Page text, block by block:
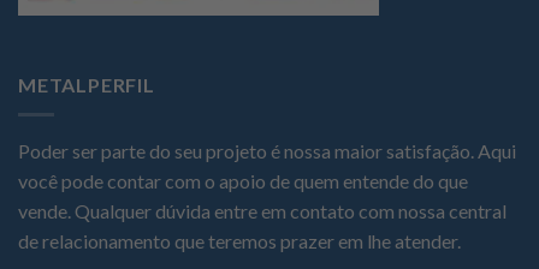
METALPERFIL
Poder ser parte do seu projeto é nossa maior satisfação. Aqui
você pode contar com o apoio de quem entende do que
vende. Qualquer dúvida entre em contato com nossa central
de relacionamento que teremos prazer em lhe atender.